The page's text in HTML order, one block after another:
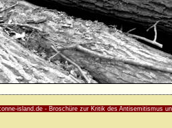
island.de - Broschüre zur Kritik des Antisemitismus